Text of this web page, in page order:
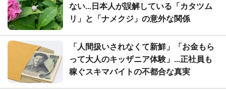
ない...日本人が誤解している「カタツム
リ」と「ナメクジ」の意外な関係
「人間扱いされなくて新鮮」「お金もら
って大人のキッザニア体験」...正社員も
稼ぐスキマバイトの不都合な真実